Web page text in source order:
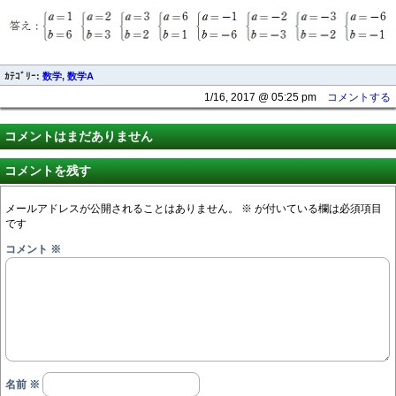
ｶﾃｺﾞﾘｰ: 数学, 数学A
1/16, 2017 @ 05:25 pm コメントする
コメントはまだありません
コメントを残す
メールアドレスが公開されることはありません。 ※ が付いている欄は必須項目
です
コメント ※
名前 ※